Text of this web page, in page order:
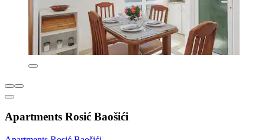
Apartments Rosić Baošići